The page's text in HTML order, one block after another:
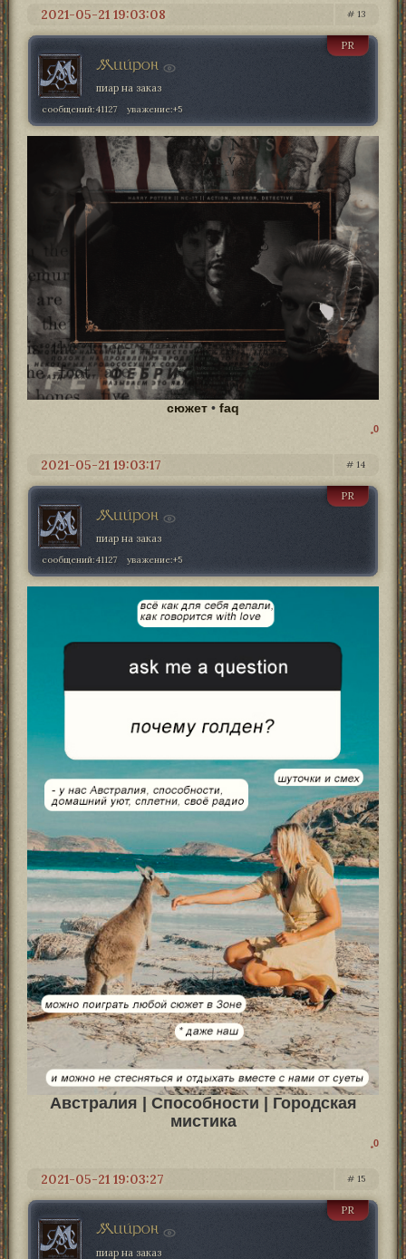
13
2021-05-21 19:03:08
Мийрон
PR
пиар на заказ
сообщений:41127 уважение:+5
сюжет • faq
0
14
2021-05-21 19:03:17
Мийрон
PR
пиар на заказ
сообщений:41127 уважение:+5
Австралия | Способности | Городская
мистика
0
15
2021-05-21 19:03:27
Мийрон
PR
пиар на заказ